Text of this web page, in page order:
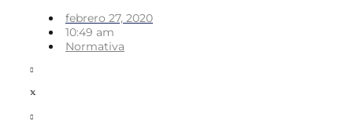
febrero 27, 2020
10:49 am
Normativa